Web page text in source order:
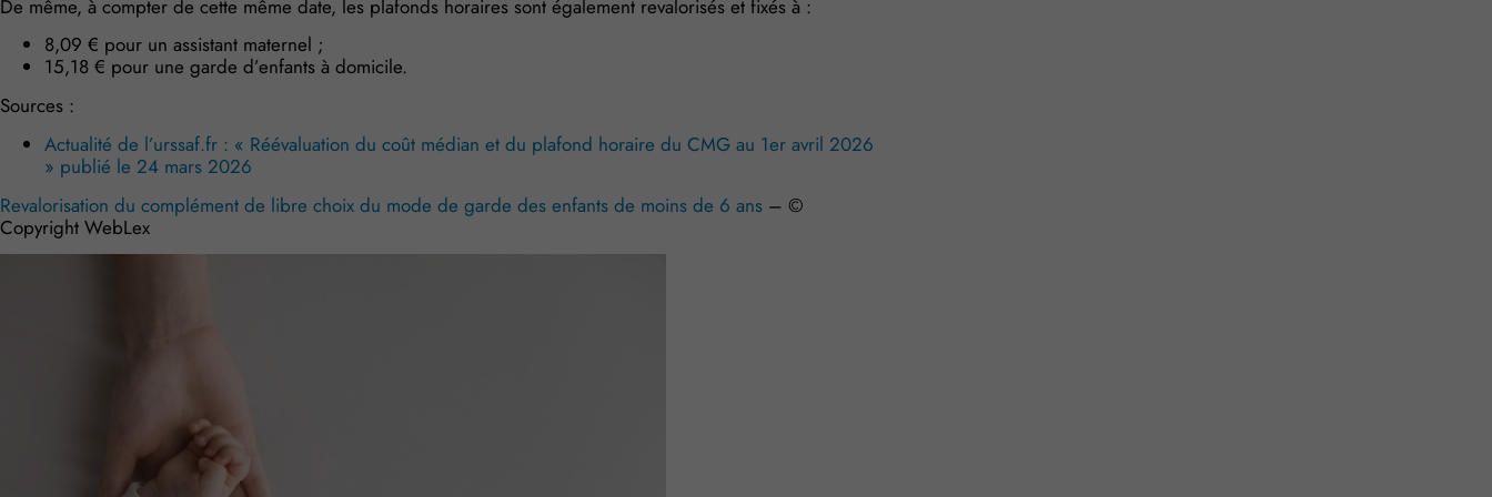
De même, à compter de cette même date, les plafonds horaires sont également revalorisés et fixés à :
8,09 € pour un assistant maternel ;
15,18 € pour une garde d’enfants à domicile.
Sources :
Actualité de l’urssaf.fr : « Réévaluation du coût médian et du plafond horaire du CMG au 1er avril 2026
» publié le 24 mars 2026
Revalorisation du complément de libre choix du mode de garde des enfants de moins de 6 ans – ©
Copyright WebLex